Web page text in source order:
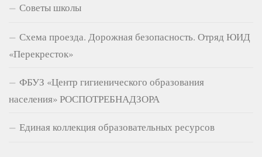
Советы школы
Схема проезда. Дорожная безопасность. Отряд ЮИД
«Перекресток»
ФБУЗ «Центр гигиенического образования
населения» РОСПОТРЕБНАДЗОРА
Единая коллекция образовательных ресурсов